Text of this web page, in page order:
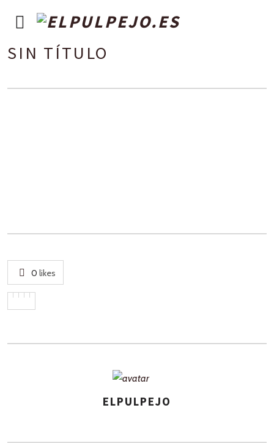
SIN TÍTULO
0 likes
ELPULPEJO